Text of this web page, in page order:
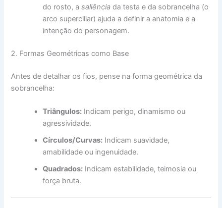
do rosto, asaliência da testa e da sobrancelha (o
arco superciliar) ajuda a definir a anatomia e a
intenção do personagem.
2. Formas Geométricas como Base
Antes de detalhar os fios, pense na forma geométrica da
sobrancelha:
Triângulos: Indicam perigo, dinamismo ou
agressividade.
Círculos/Curvas: Indicam suavidade,
amabilidade ou ingenuidade.
Quadrados: Indicam estabilidade, teimosia ou
força bruta.